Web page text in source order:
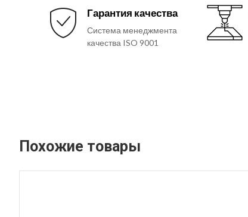
Гарантия качества
Система менеджмента
качества ISO 9001
Похожие товары